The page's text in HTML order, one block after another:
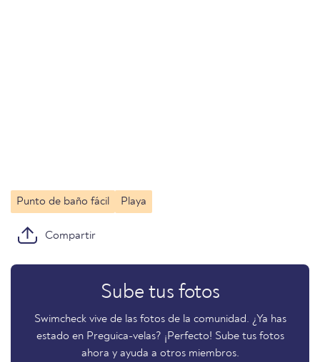
Punto de baño fácil Playa
Compartir
Sube tus fotos
Swimcheck vive de las fotos de la comunidad. ¿Ya has
estado en Preguica-velas? ¡Perfecto! Sube tus fotos
ahora y ayuda a otros miembros.